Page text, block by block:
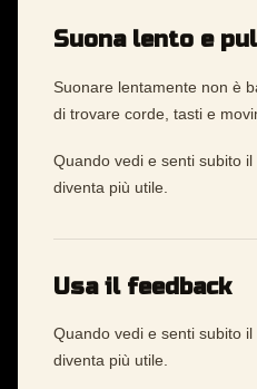
Suona lento e
Suonare lentamente non è
di trovare corde, tasti e
Quando vedi e senti subito
diventa più utile.
Usa il feedback
Quando vedi e senti subito
diventa più utile.